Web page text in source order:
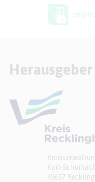
Herausgeber
Kurt-
45657